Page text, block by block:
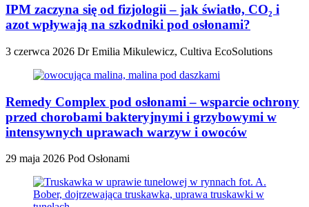
IPM zaczyna się od fizjologii – jak światło, CO₂ i
azot wpływają na szkodniki pod osłonami?
3 czerwca 2026 Dr Emilia Mikulewicz, Cultiva EcoSolutions
Remedy Complex pod osłonami – wsparcie ochrony
przed chorobami bakteryjnymi i grzybowymi w
intensywnych uprawach warzyw i owoców
29 maja 2026 Pod Osłonami